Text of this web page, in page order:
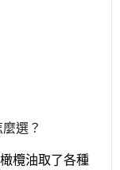
選？
欖油取了各種